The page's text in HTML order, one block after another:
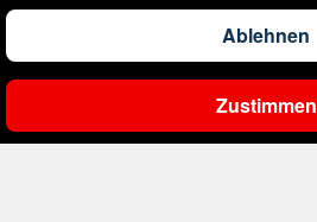
Ergebnisse filtern
Ablehnen
Zustimmen